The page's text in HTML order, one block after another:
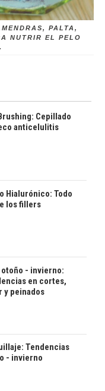
PALTA,
NUTRIR EL PELO
Cepillado
anticelulitis
Hialurónico: Todo
los fillers
otoño - invierno:
en cortes,
y peinados
Tendencias
- invierno